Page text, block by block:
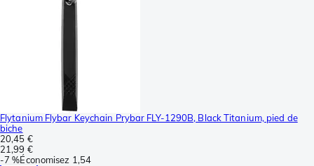
Flytanium Flybar Keychain Prybar FLY-1290B, Black Titanium, pied de
biche
20,45 €
21,99 €
-7 %Économisez 1,54